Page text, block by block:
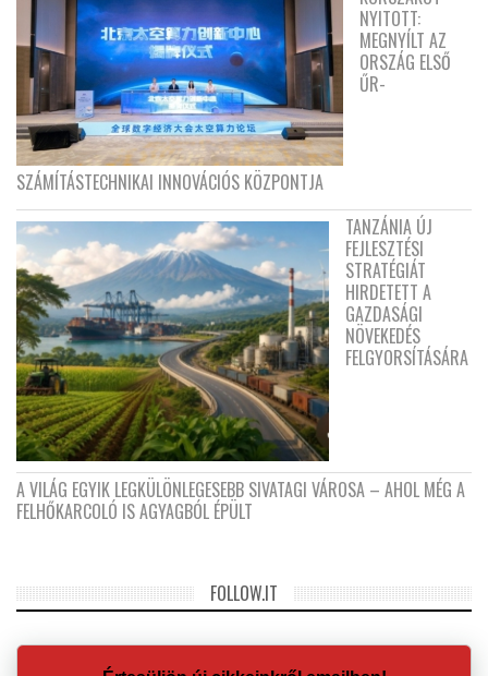
NYITOTT:
MEGNYÍLT AZ
ORSZÁG ELSŐ
ŰR-
SZÁMÍTÁSTECHNIKAI INNOVÁCIÓS KÖZPONTJA
TANZÁNIA ÚJ
FEJLESZTÉSI
STRATÉGIÁT
HIRDETETT A
GAZDASÁGI
NÖVEKEDÉS
FELGYORSÍTÁSÁRA
A VILÁG EGYIK LEGKÜLÖNLEGESEBB SIVATAGI VÁROSA – AHOL MÉG A
FELHŐKARCOLÓ IS AGYAGBÓL ÉPÜLT
FOLLOW.IT